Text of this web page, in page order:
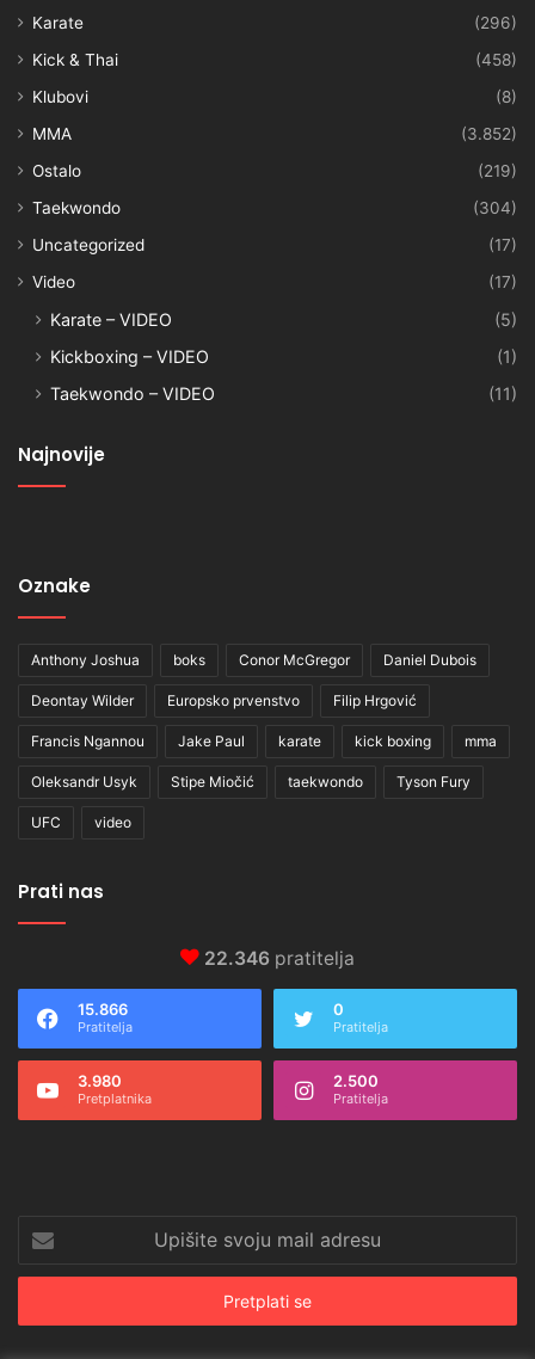
Karate
(296)
Kick & Thai
(458)
Klubovi
(8)
MMA
(3.852)
Ostalo
(219)
Taekwondo
(304)
Uncategorized
(17)
Video
(17)
Karate – VIDEO
(5)
Kickboxing – VIDEO
(1)
Taekwondo – VIDEO
(11)
Najnovije
Oznake
Anthony Joshua boks Conor McGregor Daniel Dubois
Deontay Wilder Europsko prvenstvo Filip Hrgović
Francis Ngannou Jake Paul karate kick boxing mma
Oleksandr Usyk Stipe Miočić taekwondo Tyson Fury
UFC video
Prati nas
22.346 pratitelja
15.866
Pratitelja
0
Pratitelja
3.980
Pretplatnika
2.500
Pratitelja
svoju
mail